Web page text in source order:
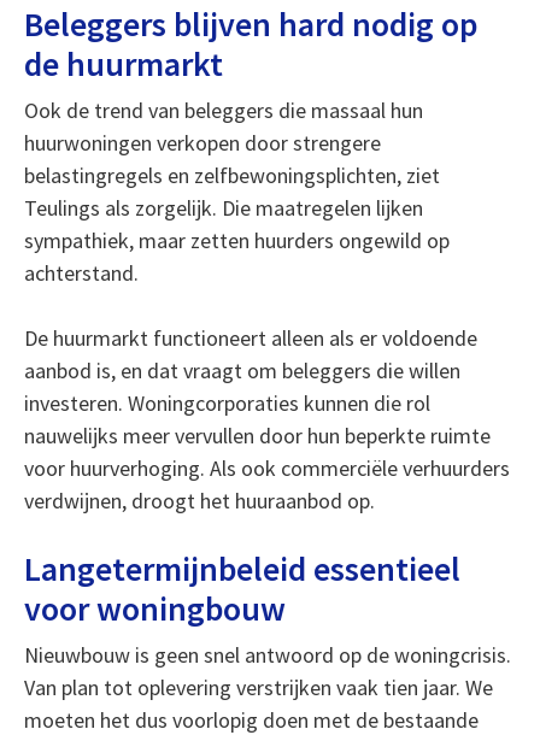
Beleggers blijven hard nodig op
de huurmarkt
Ook de trend van beleggers die massaal hun
huurwoningen verkopen door strengere
belastingregels en zelfbewoningsplichten, ziet
Teulings als zorgelijk. Die maatregelen lijken
sympathiek, maar zetten huurders ongewild op
achterstand.
De huurmarkt functioneert alleen als er voldoende
aanbod is, en dat vraagt om beleggers die willen
investeren. Woningcorporaties kunnen die rol
nauwelijks meer vervullen door hun beperkte ruimte
voor huurverhoging. Als ook commerciële verhuurders
verdwijnen, droogt het huuraanbod op.
Langetermijnbeleid essentieel
voor woningbouw
Nieuwbouw is geen snel antwoord op de woningcrisis.
Van plan tot oplevering verstrijken vaak tien jaar. We
moeten het dus voorlopig doen met de bestaande